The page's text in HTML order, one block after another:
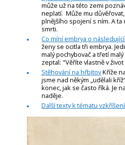
může už na této zemi
neplatí. Může mu
plnějšího spojení s ním. A ta
smrti.
Co míní embrya o
ženy se ocitla tři embrya.
malý pochybovač a třetí
zeptal: "Věříte vlastně v
Stěhování na hřbitovKříže
jsme nad někým „udělali
konec, jak se často říká. Je
naděje.
Další texty k tématu